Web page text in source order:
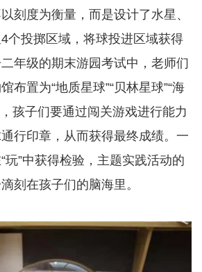
刻度为衡量，而是设计了水星、
个投掷区域，将球投进区域获得
年级的期末游园考试中，老师们
布置为“地质星球”“贝林星球”“海
孩子们要通过闯关游戏进行能力
行印章，从而获得最终成绩。一
玩”中获得检验，主题实践活动的
刻在孩子们的脑海里。